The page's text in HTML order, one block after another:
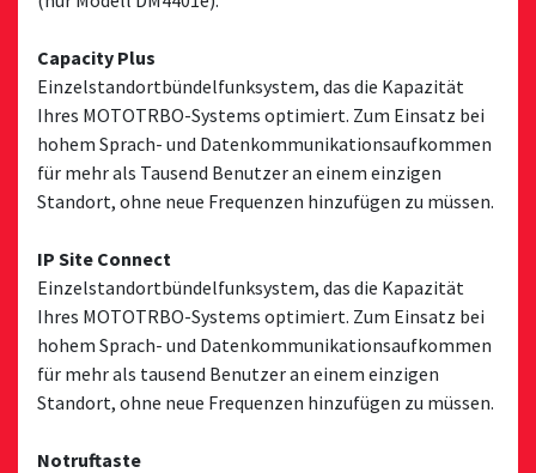
Capacity Plus
Einzelstandortbündelfunksystem, das die Kapazität
Ihres MOTOTRBO-Systems optimiert. Zum Einsatz bei
hohem Sprach- und Datenkommunikationsaufkommen
für mehr als Tausend Benutzer an einem einzigen
Standort, ohne neue Frequenzen hinzufügen zu müssen.
IP Site Connect
Einzelstandortbündelfunksystem, das die Kapazität
Ihres MOTOTRBO-Systems optimiert. Zum Einsatz bei
hohem Sprach- und Datenkommunikationsaufkommen
für mehr als tausend Benutzer an einem einzigen
Standort, ohne neue Frequenzen hinzufügen zu müssen.
Notruftaste